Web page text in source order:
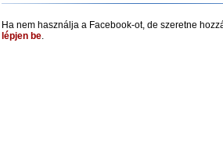
Ha nem használja a Facebook-ot, de szeretne
lépjen be.